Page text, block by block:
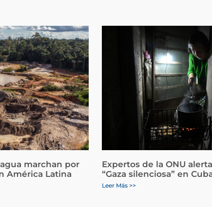
marchan por
América Latina
Expertos de la ONU
“Gaza silenciosa” en
Leer Más >>